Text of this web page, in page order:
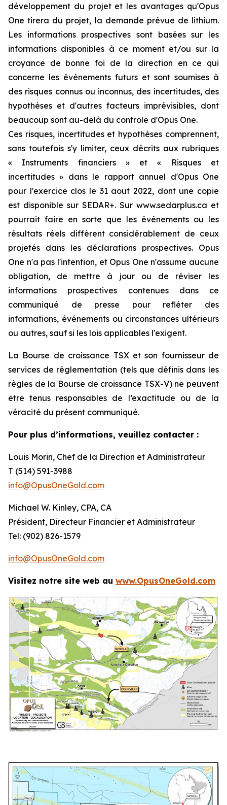
développement du projet et les avantages qu'Opus
One tirera du projet, la demande prévue de lithium.
Les informations prospectives sont basées sur les
informations disponibles à ce moment et/ou sur la
croyance de bonne foi de la direction en ce qui
concerne les événements futurs et sont soumises à
des risques connus ou inconnus, des incertitudes, des
hypothèses et d'autres facteurs imprévisibles, dont
beaucoup sont au-delà du contrôle d'Opus One.
Ces risques, incertitudes et hypothèses comprennent,
sans toutefois s'y limiter, ceux décrits aux rubriques
« Instruments financiers » et « Risques et
incertitudes » dans le rapport annuel d'Opus One
pour l'exercice clos le 31 août 2022, dont une copie
est disponible sur SEDAR+. Sur www.sedarplus.ca et
pourrait faire en sorte que les événements ou les
résultats réels diffèrent considérablement de ceux
projetés dans les déclarations prospectives. Opus
One n'a pas l'intention, et Opus One n'assume aucune
obligation, de mettre à jour ou de réviser les
informations prospectives contenues dans ce
communiqué de presse pour refléter des
informations, événements ou circonstances ultérieurs
ou autres, sauf si les lois applicables l'exigent.
La Bourse de croissance TSX et son fournisseur de
services de réglementation (tels que définis dans les
règles de la Bourse de croissance TSX-V) ne peuvent
être tenus responsables de l’exactitude ou de la
véracité du présent communiqué.
Pour plus d’informations, veuillez contacter :
Louis Morin, Chef de la Direction et Administrateur
T (514) 591-3988
info@OpusOneGold.com
Michael W. Kinley, CPA, CA
Président, Directeur Financier et Administrateur
Tel: (902) 826-1579
info@OpusOneGold.com
Visitez notre site web au www.OpusOneGold.com